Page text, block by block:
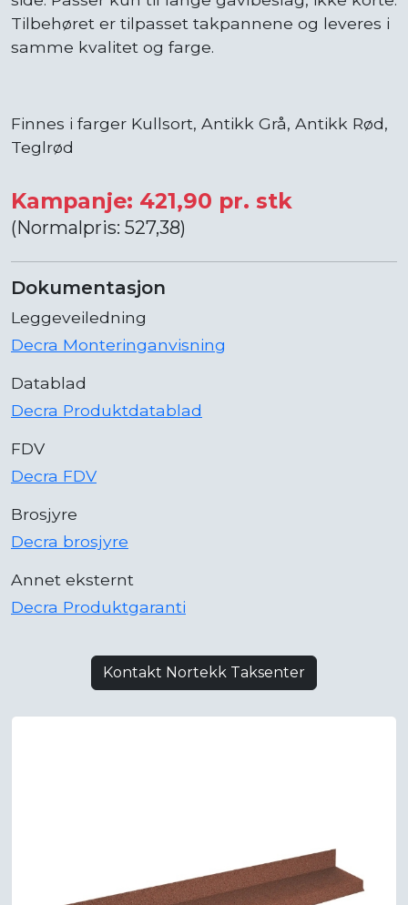
Tilbehøret er tilpasset takpannene og leveres i
samme kvalitet og farge.
Finnes i farger Kullsort, Antikk Grå, Antikk Rød,
Teglrød
Kampanje: 421,90 pr. stk
(Normalpris: 527,38)
Dokumentasjon
Leggeveiledning
Decra Monteringanvisning
Datablad
Decra Produktdatablad
FDV
Decra FDV
Brosjyre
Decra brosjyre
Annet eksternt
Decra Produktgaranti
Kontakt Nortekk Taksenter